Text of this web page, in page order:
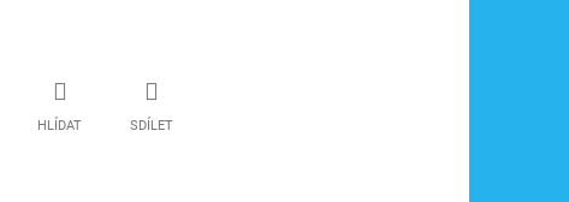
HLÍDAT SDÍLET